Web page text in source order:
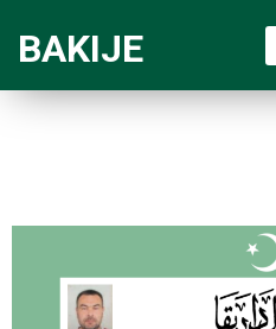
BAKIJE